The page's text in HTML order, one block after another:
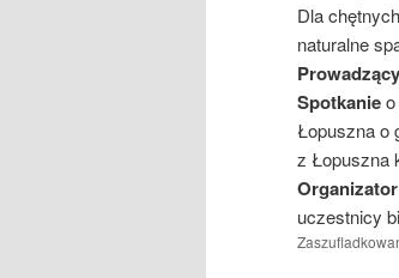
Dla
naturalne
Prowadzący
Spotkanie
Łopuszna o
z Łopuszna
Organizator
uczestnicy